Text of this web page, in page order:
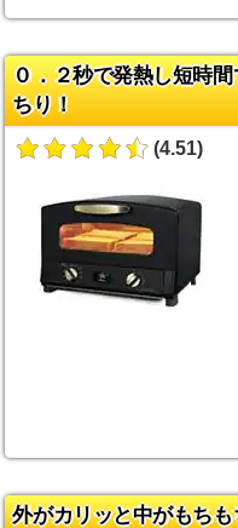
０．２秒で発熱し短時
ちり！
(4.51)
外がカリッと中がもち